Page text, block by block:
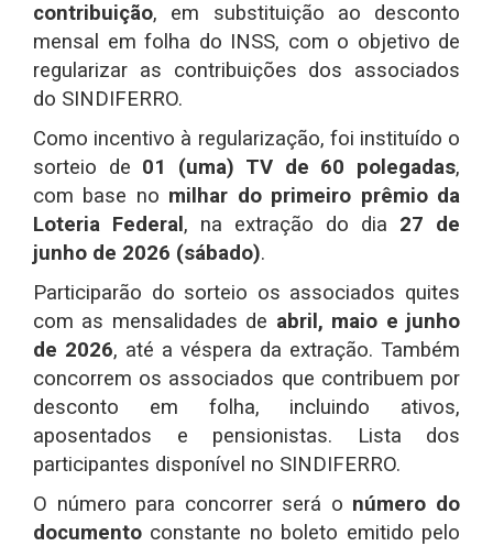
contribuição, em substituição ao desconto
mensal em folha do INSS, com o objetivo de
regularizar as contribuições dos associados
do SINDIFERRO.
Como incentivo à regularização, foi instituído o
sorteio de 01 (uma) TV de 60 polegadas,
com base no milhar do primeiro prêmio da
Loteria Federal , na extração do dia 27 de
junho de 2026 (sábado).
Participarão do sorteio os associados quites
com as mensalidades de abril, maio e junho
de 2026, até a véspera da extração. Também
concorrem os associados que contribuem por
desconto em folha, incluindo ativos,
aposentados e pensionistas. Lista dos
participantes disponível no SINDIFERRO.
O número para concorrer será o número do
documento constante no boleto emitido pelo